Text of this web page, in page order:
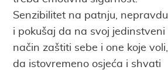
Senzibilitet na patnju, nepravdu
i pokušaj da na svoj jedinstveni
način zaštiti sebe i one koje voli,
da istovremeno osjeća i shvati